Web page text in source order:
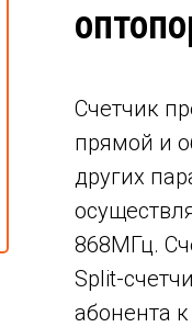
Счетчик
прямой и
других
868МГц.
Split-
абонента